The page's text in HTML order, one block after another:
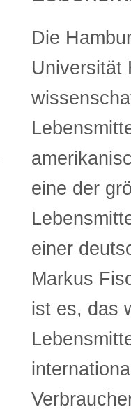
Die
Universität
eine der
einer
Markus
ist es, das